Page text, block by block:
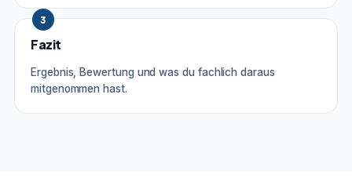
3
Fazit
Ergebnis, Bewertung und was du fachlich daraus
mitgenommen hast.